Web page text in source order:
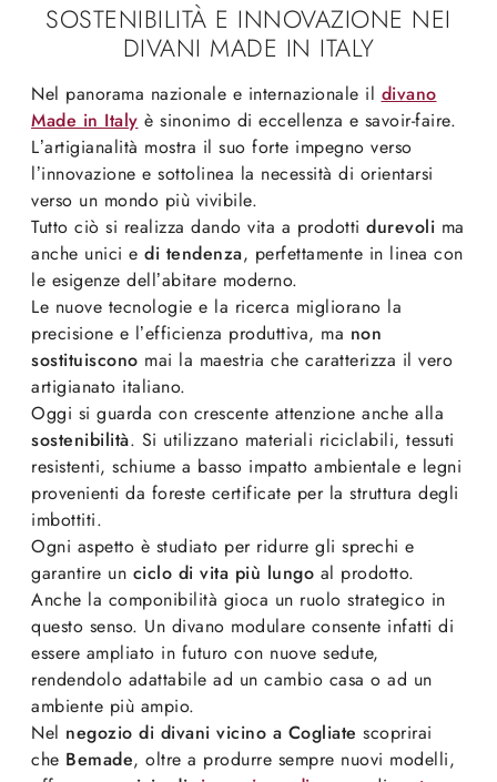
SOSTENIBILITÀ E INNOVAZIONE NEI
DIVANI MADE IN ITALY
Nel panorama nazionale e internazionale il divano
Made in Italy è sinonimo di eccellenza e savoir-faire.
L’artigianalità mostra il suo forte impegno verso
l’innovazione e sottolinea la necessità di orientarsi
verso un mondo più vivibile.
Tutto ciò si realizza dando vita a prodotti durevoli ma
anche unici e di tendenza, perfettamente in linea con
le esigenze dell’abitare moderno.
Le nuove tecnologie e la ricerca migliorano la
precisione e l’efficienza produttiva, ma non
sostituiscono mai la maestria che caratterizza il vero
artigianato italiano.
Oggi si guarda con crescente attenzione anche alla
sostenibilità. Si utilizzano materiali riciclabili, tessuti
resistenti, schiume a basso impatto ambientale e legni
provenienti da foreste certificate per la struttura degli
imbottiti.
Ogni aspetto è studiato per ridurre gli sprechi e
garantire un ciclo di vita più lungo al prodotto.
Anche la componibilità gioca un ruolo strategico in
questo senso. Un divano modulare consente infatti di
essere ampliato in futuro con nuove sedute,
rendendolo adattabile ad un cambio casa o ad un
ambiente più ampio.
Nel negozio di divani vicino a Cogliate scoprirai
che Bemade, oltre a produrre sempre nuovi modelli,